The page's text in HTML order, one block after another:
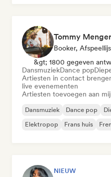
Tommy Menger
Booker,
&gt; 1800 gegeven
DansmuziekDance pop
Artiesten in contact
live evenementen
Artiesten toevoegen aan
Dansmuziek Dance pop
Elektropop
Frans huis
NIEUW